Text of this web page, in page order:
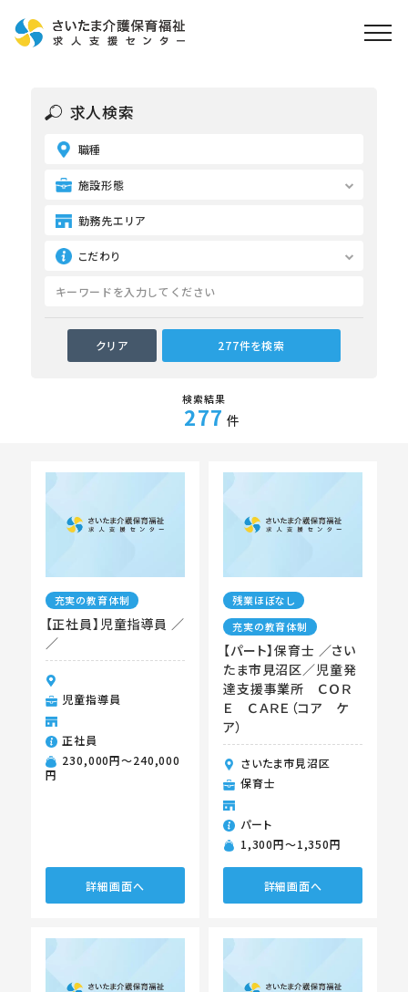
求人検索
就職・転職支援
資格取得なら
さいたま介護アカデミー
よくある質問
求人検索
職種
施設形態
勤務先エリア
こだわり
検索結果
277 件
充実の教育体制
【正社員】児童指導員 ／
／
児童指導員
正社員
230,000円〜240,000
円
詳細画面へ
残業ほぼなし
充実の教育体制
【パート】保育士 ／さい
たま市見沼区／児童発
達支援事業所 ＣＯＲ
Ｅ ＣＡＲＥ（コア ケ
ア）
さいたま市見沼区
保育士
パート
1,300円〜1,350円
詳細画面へ